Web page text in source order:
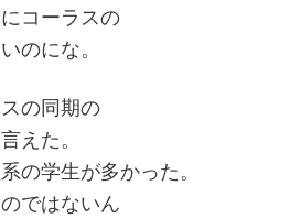
コーラスの
のにな。
の同期の
えた。
の学生が多かった。
ではないん